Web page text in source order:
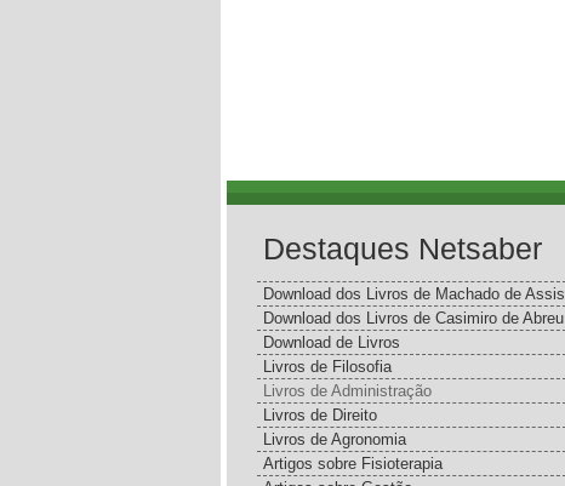
Destaques Netsaber
Download dos Livros de Machado de Assis
Download dos Livros de Casimiro de Abreu
Download de Livros
Livros de Filosofia
Livros de Administração
Livros de Direito
Livros de Agronomia
Artigos sobre Fisioterapia